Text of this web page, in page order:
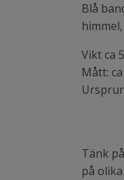
Blå
Vikt ca
Mått:
Tänk
på